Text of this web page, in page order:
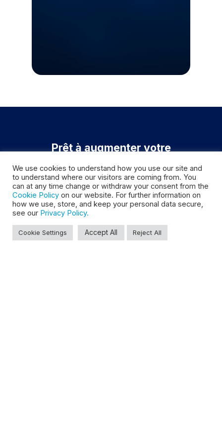
Prêtàaugmentervotre
decas?
Parlez au service commercial
We use cookies to understand how you use our site and
to understand where our visitors are coming from. You
can at any time change or withdraw your consent from the
Cookie Policy on our website. For further information on
how we use, store, and keep your personal data secure,
see our Privacy Policy.
Cookie Settings Accept All Reject All